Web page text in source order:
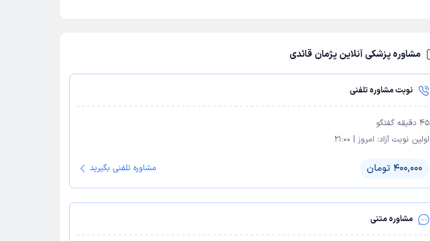
مشاوره پزشکی آنلاین پژمان قائدی
نوبت مشاوره تلفنی
45 دقیقه گفتگو
اولین نوبت آزاد: امروز |
21:00
400,000 تومان مشاوره تلفنی بگیرید
مشاوره متنی